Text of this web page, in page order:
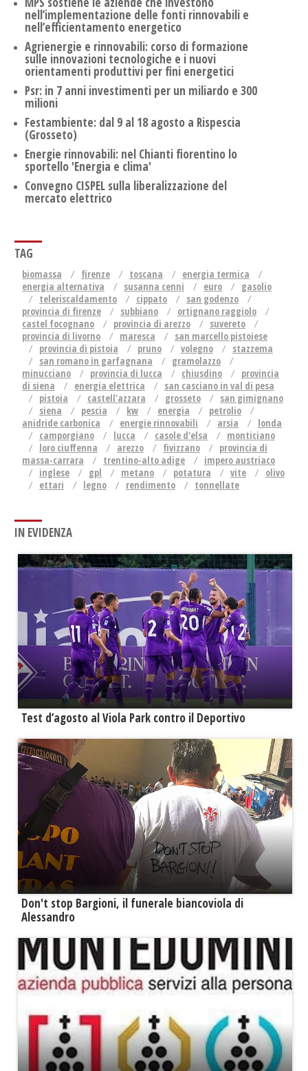
nell’implementazione delle fonti rinnovabili e
nell’efficientamento energetico
Agrienergie e rinnovabili: corso di formazione
sulle innovazioni tecnologiche e i nuovi
orientamenti produttivi per fini energetici
Psr: in 7 anni investimenti per un miliardo e 300
milioni
Festambiente: dal 9 al 18 agosto a Rispescia
(Grosseto)
Energie rinnovabili: nel Chianti fiorentino lo
sportello 'Energia e clima'
Convegno CISPEL sulla liberalizzazione del
mercato elettrico
TAG
biomassa firenze toscana
energia termica
energia alternativa
susanna cenni euro
gasolio
teleriscaldamento
cippato
san godenzo
provincia di firenze
subbiano
ortignano raggiolo
castel focognano
provincia di arezzo
suvereto
provincia di livorno
maresca
san marcello pistoiese
provincia di pistoia
pruno volegno
stazzema
san romano in garfagnana
gramolazzo
minucciano
provincia di lucca chiusdino
provincia
di siena
energia elettrica
san casciano in val di pesa
pistoia
castell'azzara grosseto
san gimignano
siena
pescia kw energia
petrolio
anidride carbonica
energie rinnovabili arsia
londa
camporgiano
lucca casole d'elsa
monticiano
loro ciuffenna
arezzo fivizzano
provincia di
massa-carrara
trentino-alto adige
impero austriaco
inglese
gpl metano potatura vite
olivo
ettari
legno rendimento tonnellate
IN EVIDENZA
Test d’agosto al Viola Park contro il Deportivo
Don't stop Bargioni, il funerale biancoviola di
Alessandro